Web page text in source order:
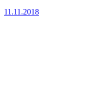
11.11.2018